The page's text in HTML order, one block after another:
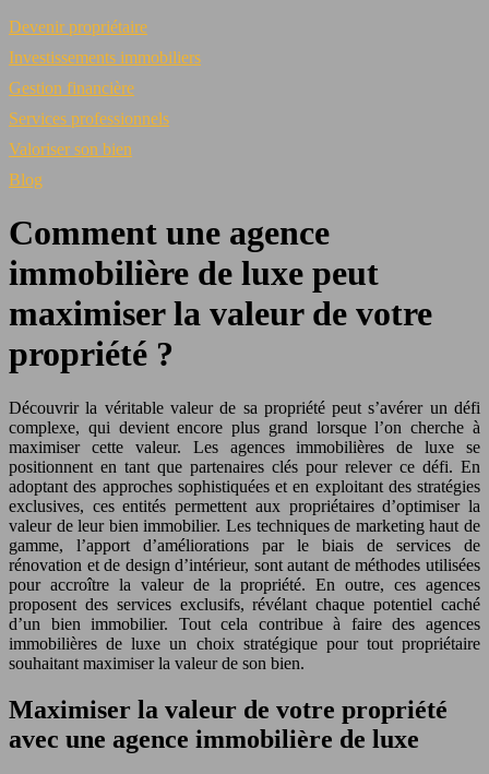
Devenir propriétaire
Investissements immobiliers
Gestion financière
Services professionnels
Valoriser son bien
Blog
Comment une agence
immobilière de luxe peut
maximiser la valeur de votre
propriété ?
Découvrir la véritable valeur de sa propriété peut s’avérer un défi
complexe, qui devient encore plus grand lorsque l’on cherche à
maximiser cette valeur. Les agences immobilières de luxe se
positionnent en tant que partenaires clés pour relever ce défi. En
adoptant des approches sophistiquées et en exploitant des stratégies
exclusives, ces entités permettent aux propriétaires d’optimiser la
valeur de leur bien immobilier. Les techniques de marketing haut de
gamme, l’apport d’améliorations par le biais de services de
rénovation et de design d’intérieur, sont autant de méthodes utilisées
pour accroître la valeur de la propriété. En outre, ces agences
proposent des services exclusifs, révélant chaque potentiel caché
d’un bien immobilier. Tout cela contribue à faire des agences
immobilières de luxe un choix stratégique pour tout propriétaire
souhaitant maximiser la valeur de son bien.
Maximiser la valeur de votre propriété
avec une agence immobilière de luxe